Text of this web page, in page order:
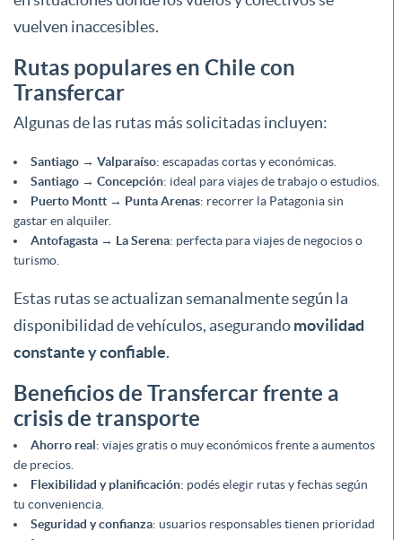
vuelven inaccesibles.
Rutas populares en Chile con
Transfercar
Algunas de las rutas más solicitadas incluyen:
Santiago → Valparaíso: escapadas cortas y económicas.
Santiago → Concepción: ideal para viajes de trabajo o estudios.
Puerto Montt → Punta Arenas: recorrer la Patagonia sin
gastar en alquiler.
Antofagasta → La Serena: perfecta para viajes de negocios o
turismo.
Estas rutas se actualizan semanalmente según la
disponibilidad de vehículos, asegurandomovilidad
constante y confiable.
Beneficios de Transfercar frente a
crisis de transporte
Ahorro real: viajes gratis o muy económicos frente a aumentos
de precios.
Flexibilidad y planificación: podés elegir rutas y fechas según
tu conveniencia.
Seguridad y confianza: usuarios responsables tienen prioridad